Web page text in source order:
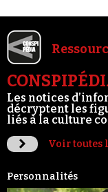
Les notices
décryptent les
liés à la culture
Voir toutes
Personnalités